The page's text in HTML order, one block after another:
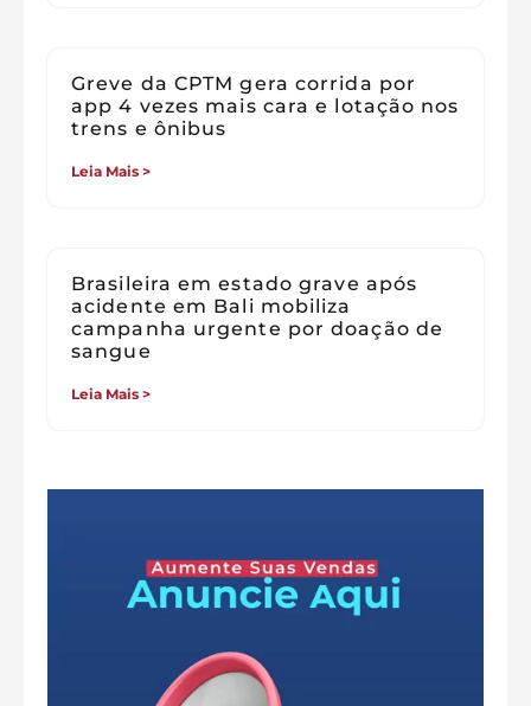
Greve da CPTM gera corrida por
app 4 vezes mais cara e lotação nos
trens e ônibus
Leia Mais >
Brasileira em estado grave após
acidente em Bali mobiliza
campanha urgente por doação de
sangue
Leia Mais >